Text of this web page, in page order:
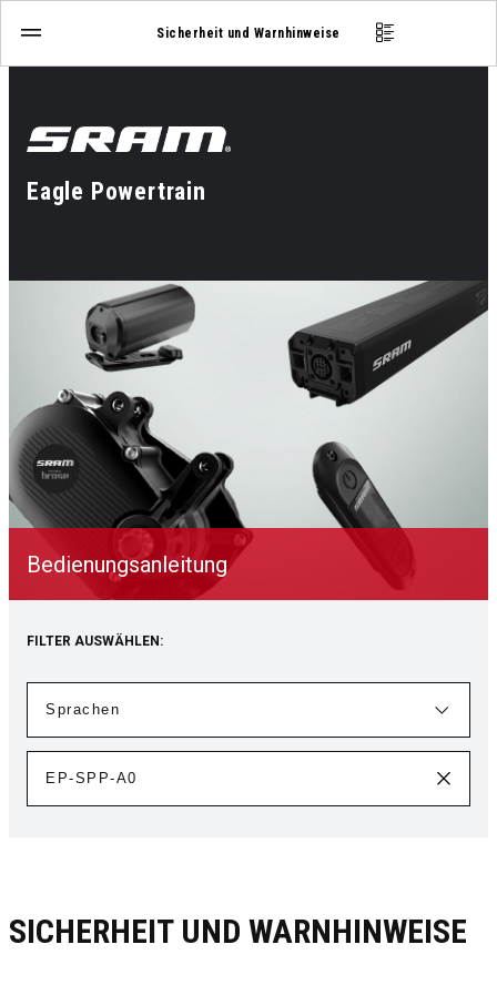
Sicherheit und Warnhinweise
Eagle Powertrain
Bedienungsanleitung
FILTER AUSWÄHLEN:
SICHERHEIT UND WARNHINWEISE